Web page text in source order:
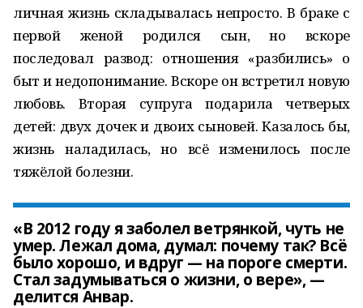
личная жизнь складывалась непросто. В браке с
первой женой родился сын, но вскоре
последовал развод: отношения «разбились» о
быт и недопонимание. Вскоре он встретил новую
любовь. Вторая супруга подарила четверых
детей: двух дочек и двоих сыновей. Казалось бы,
жизнь наладилась, но всё изменилось после
тяжёлой болезни.
«В 2012 году я заболел ветрянкой, чуть не
умер. Лежал дома, думал: почему так? Всё
было хорошо, и вдруг — на пороге смерти.
Стал задумываться о жизни, о вере», —
делится Анвар.